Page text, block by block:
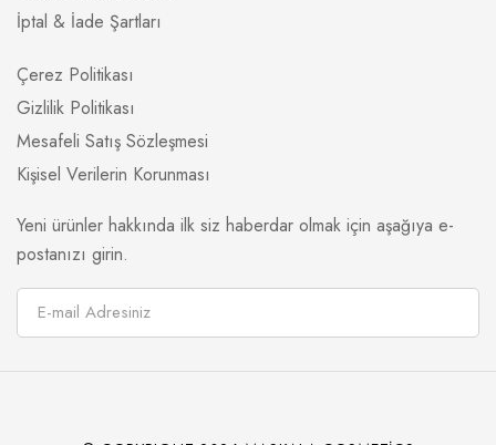
İptal & İade Şartları
Çerez Politikası
Gizlilik Politikası
Mesafeli Satış Sözleşmesi
Kişisel Verilerin Korunması
Yeni ürünler hakkında ilk siz haberdar olmak için aşağıya e-
postanızı girin.